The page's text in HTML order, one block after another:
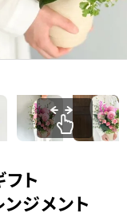
ト
ジメント